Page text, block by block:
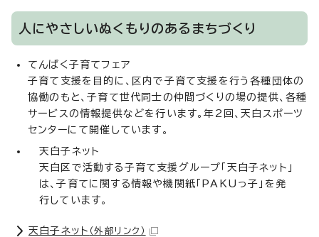
人にやさしいぬくもりのあるまちづくり
てんぱく子育てフェア
子育て支援を目的に、区内で子育て支援を行う各種団体の
協働のもと、子育て世代同士の仲間づくりの場の提供、各種
サービスの情報提供などを行います。年2回、天白スポーツ
センターにて開催しています。
天白子ネット
天白区で活動する子育て支援グループ「天白子ネット」
は、子育てに関する情報や機関紙「PAKUっ子」を発
行しています。
天白子ネット （外部リンク）